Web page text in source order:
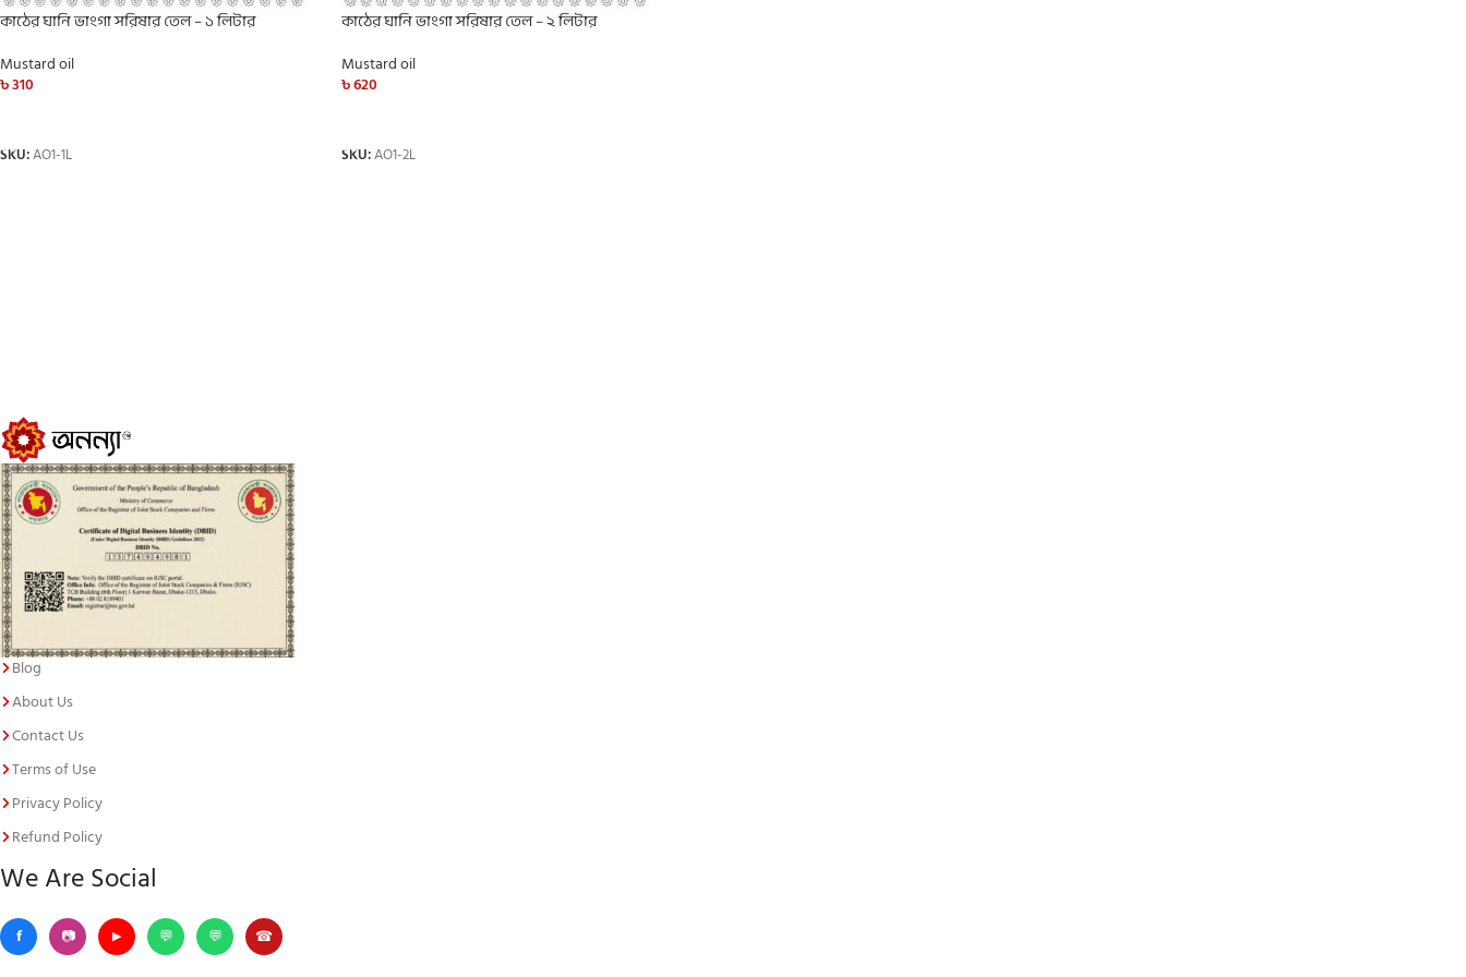
কাঠের ঘানি ভাংগা সরিষার তেল – ১ লিটার
Mustard oil
৳310
SKU:AO1-1L
কাঠের ঘানি ভাংগা সরিষার তেল – ২ লিটার
Mustard oil
৳620
SKU:AO1-2L
Blog
About Us
Contact Us
Terms of Use
Privacy Policy
Refund Policy
We Are Social